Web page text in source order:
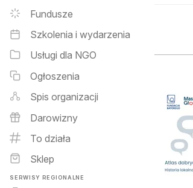
Fundusze
Szkolenia i wydarzenia
Usługi dla NGO
Ogłoszenia
Spis organizacji
Darowizny
To działa
Sklep
SERWISY REGIONALNE